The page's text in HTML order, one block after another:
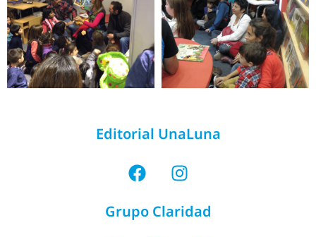
Editorial UnaLuna
Grupo Claridad